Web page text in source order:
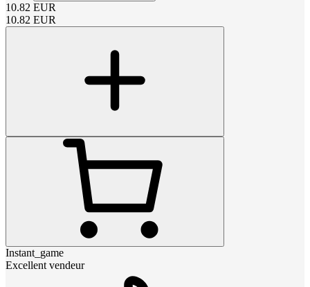
10.82 EUR
10.82 EUR
Instant_game
Excellent vendeur